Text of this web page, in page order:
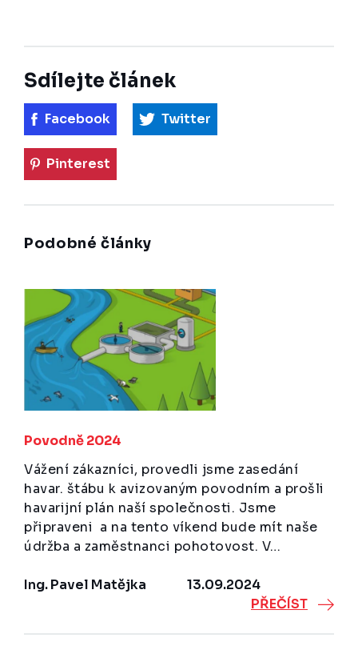
Sdílejte článek
Facebook Twitter
Pinterest
Podobné články
Povodně 2024
Vážení zákazníci, provedli jsme zasedání
havar. štábu k avizovaným povodním a prošli
havarijní plán naší společnosti. Jsme
připraveni a na tento víkend bude mít naše
údržba a zaměstnanci pohotovost. V…
Ing. Pavel Matějka
13.09.2024
PŘEČÍST